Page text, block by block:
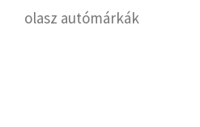
olasz autómárkák